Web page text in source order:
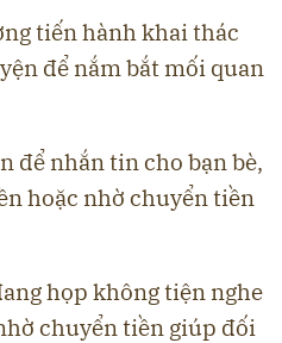
tiến hành khai thác
để nắm bắt mối quan
để nhắn tin cho bạn bè,
hoặc nhờ chuyển tiền
họp không tiện nghe
chuyển tiền giúp đối